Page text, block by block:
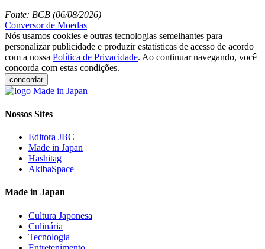
Fonte: BCB (06/08/2026)
Conversor de Moedas
Nós usamos cookies e outras tecnologias semelhantes para
personalizar publicidade e produzir estatísticas de acesso de acordo
com a nossa Política de Privacidade. Ao continuar navegando, você
concorda com estas condições.
concordar
Nossos Sites
Editora JBC
Made in Japan
Hashitag
AkibaSpace
Made in Japan
Cultura Japonesa
Culinária
Tecnologia